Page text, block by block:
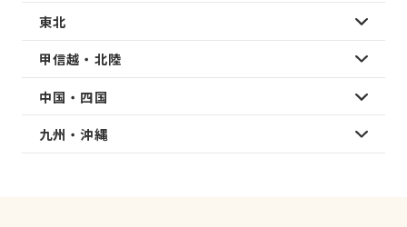
東北
甲信越・北陸
中国・四国
九州・沖縄